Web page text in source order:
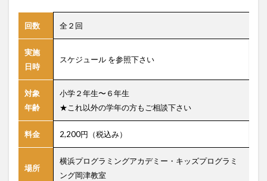
回数 全２回
実施
日時
スケジュール を参照下さい
対象
年齢
小学２年生〜６年生
★これ以外の学年の方もご相談下さい
料金 2,200円（税込み）
場所
横浜プログラミングアカデミー・キッズプログラミ
ング岡津教室